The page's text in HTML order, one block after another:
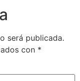
será publicada.
con *